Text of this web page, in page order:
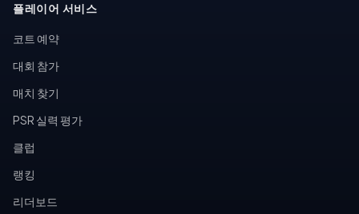
플레이어 서비스
코트 예약
대회 참가
매치 찾기
PSR 실력 평가
클럽
랭킹
리더보드